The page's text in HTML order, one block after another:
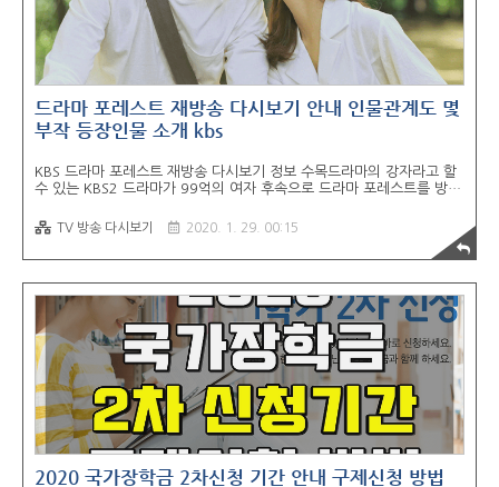
드라마 포레스트 재방송 다시보기 안내 인물관계도 몇
부작 등장인물 소개 kbs
KBS 드라마 포레스트 재방송 다시보기 정보 수목드라마의 강자라고 할
수 있는 KBS2 드라마가 99억의 여자 후속으로 드라마 포레스트를 방영
방송 시청은 KBS 온에어 와 무료티비 다시보기 사이트에서 하실 수 있
습니다. 아래 내용을 참고해 주세요. 함께 읽으면 도움되는 추천 포스트
● WAVVE 무료티비 실시간 다시보기 안내 ● 쿠쿠티비 무료 시청 바
KBS2 새 수목드라마 '포레스트'는 심장 빼곤 다 가진 남자와 심장 빼곤
다 잃은 여자가 신비로운 숲에서 만나 자신과 숲의 비밀을 파헤쳐 가는
강제 산골 동거 로맨스 드라마입니다. 포레스트는 미지의 미령 숲을 배
경으..
TV 방송 다시보기 2020. 1. 29. 00:15
2020 국가장학금 2차신청 기간 안내 구제신청 방법